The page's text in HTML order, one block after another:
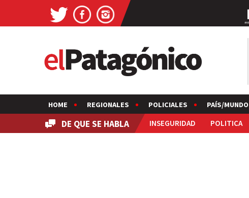
HOME REGIONALES POLICIALES PAÍS/MUNDO
DE QUE SE HABLA INSEGURIDAD POLITICA